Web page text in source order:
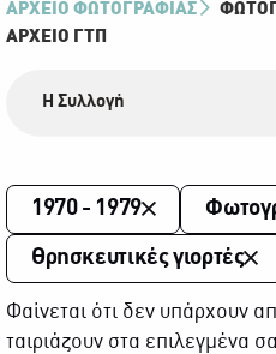
ΑΡΧΕΙΟ ΦΩΤΟΓΡΑΦΙΑΣ
ΑΡΧΕΊΟ ΓΤΠ
Η Συλλογή
1970 - 1979
Θρησκευτικές γιορτές
Φαίνεται ότι δεν υπάρχουν
ταιριάζουν στα επιλεγμένα